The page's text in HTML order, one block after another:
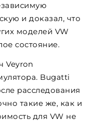
и доказал, что
моделей VW
состояние.
Veyron
Bugatti
расследования
такие же, как и
для VW не